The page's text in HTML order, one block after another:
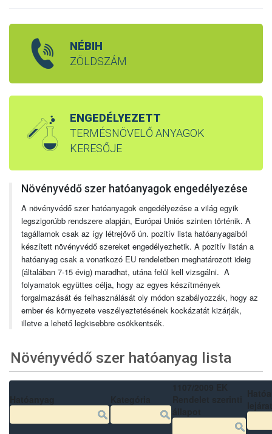
NÉBIH
ZÖLDSZÁM
ENGEDÉLYEZETT
TERMÉSNÖVELŐ ANYAGOK
KERESŐJE
Növényvédő szer hatóanyagok engedélyezése
A növényvédő szer hatóanyagok engedélyezése a világ egyik
legszigorúbb rendszere alapján, Európai Uniós szinten történik. A
tagállamok csak az így létrejövő ún. pozitív lista hatóanyagaiból
készített növényvédő szereket engedélyezhetik. A pozitív listán a
hatóanyag csak a vonatkozó EU rendeletben meghatározott ideig
(általában 7-15 évig) maradhat, utána felül kell vizsgálni. A
folyamatok együttes célja, hogy az egyes készítmények
forgalmazását és felhasználását oly módon szabályozzák, hogy az
ember és környezete veszélyeztetésének kockázatát kizárják,
illetve a lehető legkisebbre csökkentsék.
Növényvédő szer hatóanyag lista